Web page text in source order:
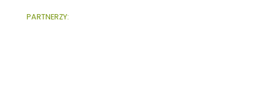
PARTNERZY: